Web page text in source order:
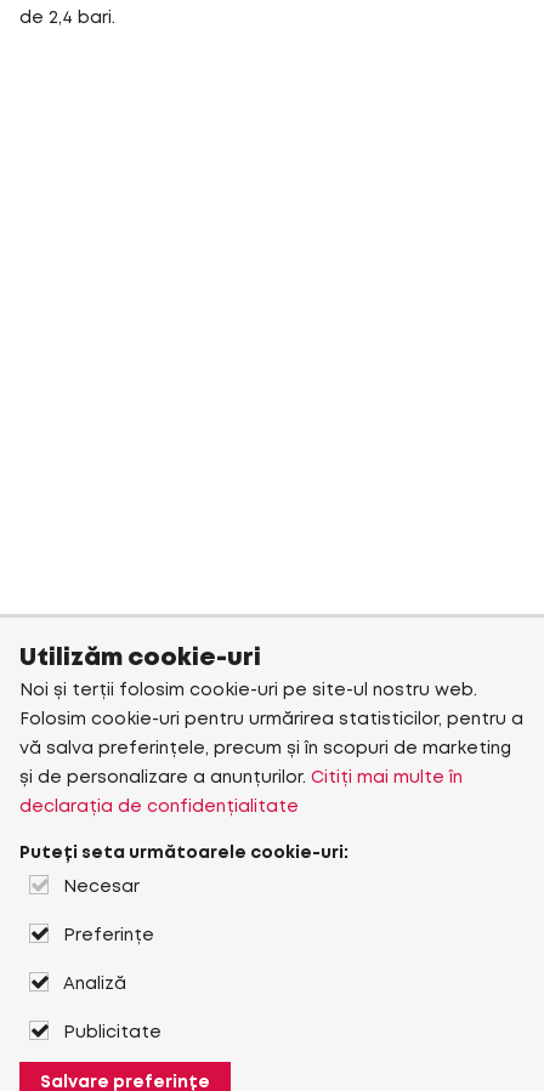
de 2,4 bari.
Utilizăm cookie-uri
Noi și terții folosim cookie-uri pe site-ul nostru web.
Folosim cookie-uri pentru urmărirea statisticilor, pentru a
vă salva preferințele, precum și în scopuri de marketing
și de personalizare a anunțurilor. Citiți mai multe în
declarația de confidențialitate
Puteți seta următoarele cookie-uri:
Necesar
Preferințe
Analiză
Publicitate
Salvare preferințe